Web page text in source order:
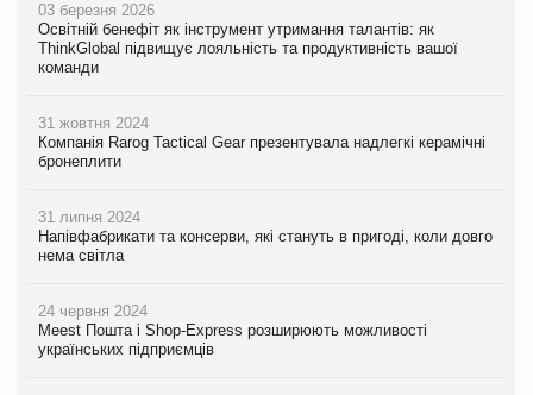
03 березня 2026
Освітній бенефіт як інструмент утримання талантів: як
ThinkGlobal підвищує лояльність та продуктивність вашої
команди
31 жовтня 2024
Компанія Rarog Tactical Gear презентувала надлегкі керамічні
бронеплити
31 липня 2024
Напівфабрикати та консерви, які стануть в пригоді, коли довго
нема світла
24 червня 2024
Meest Пошта і Shop-Express розширюють можливості
українських підприємців